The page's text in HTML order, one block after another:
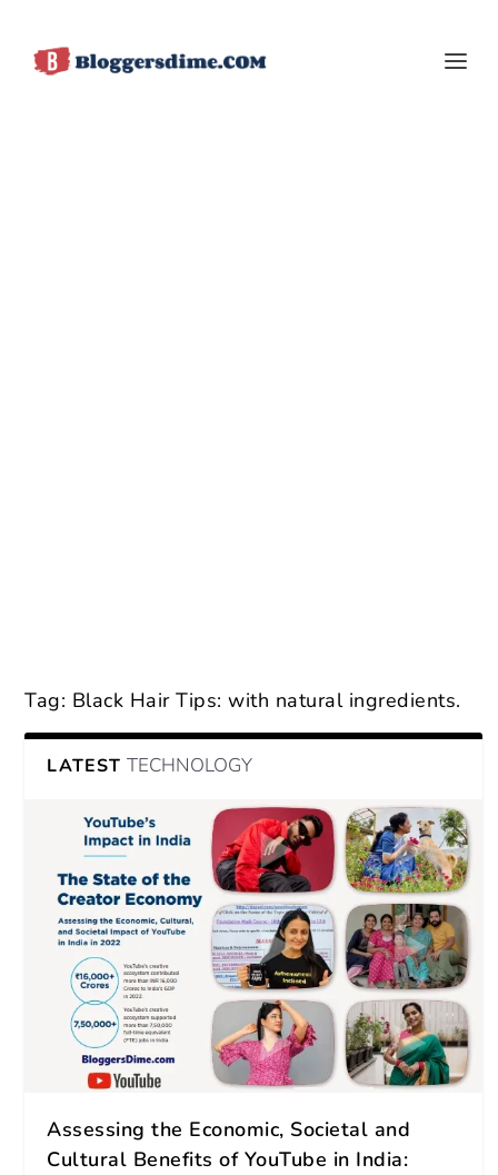
Tag: Black Hair Tips: with natural ingredients.
LATEST TECHNOLOGY
Assessing the Economic, Societal and
Cultural Benefits of YouTube in India: